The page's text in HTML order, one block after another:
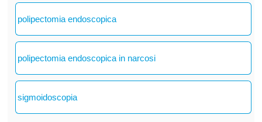
polipectomia endoscopica
polipectomia endoscopica in narcosi
sigmoidoscopia